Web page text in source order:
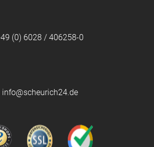
(0) 6028 / 406258-0
info@scheurich24.de